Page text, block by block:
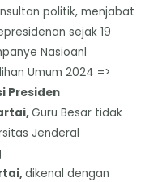
politik, menjabat
sejak 19
Nasioanl
Umum 2024 =>
Presiden
Guru Besar tidak
Jenderal
dikenal dengan